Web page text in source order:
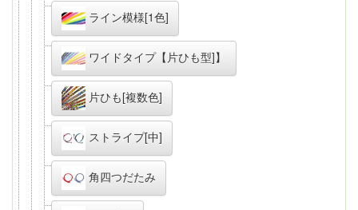
ライン模様[1色]
ワイドタイプ【片ひも型]】
片ひも[複数色]
ストライプ[中]
角四つだたみ